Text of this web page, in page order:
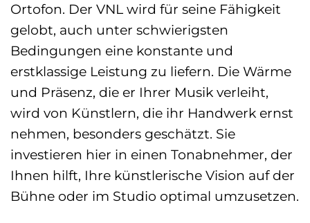
Ortofon. Der VNL wird für seine Fähigkeit
gelobt, auch unter schwierigsten
Bedingungen eine konstante und
erstklassige Leistung zu liefern. Die Wärme
und Präsenz, die er Ihrer Musik verleiht,
wird von Künstlern, die ihr Handwerk ernst
nehmen, besonders geschätzt. Sie
investieren hier in einen Tonabnehmer, der
Ihnen hilft, Ihre künstlerische Vision auf der
Bühne oder im Studio optimal umzusetzen.